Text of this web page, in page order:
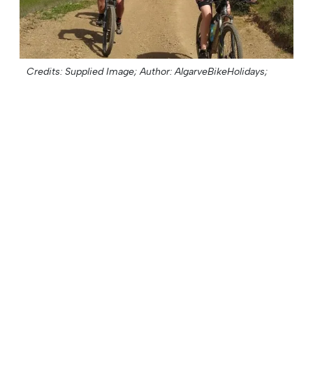
Credits: Supplied Image; Author: AlgarveBikeHolidays;